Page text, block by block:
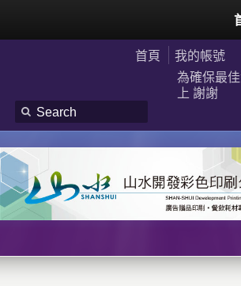
首頁
我的帳號
為確保最
上 謝謝